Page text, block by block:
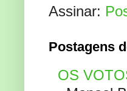
Assinar:
Postagens
OS